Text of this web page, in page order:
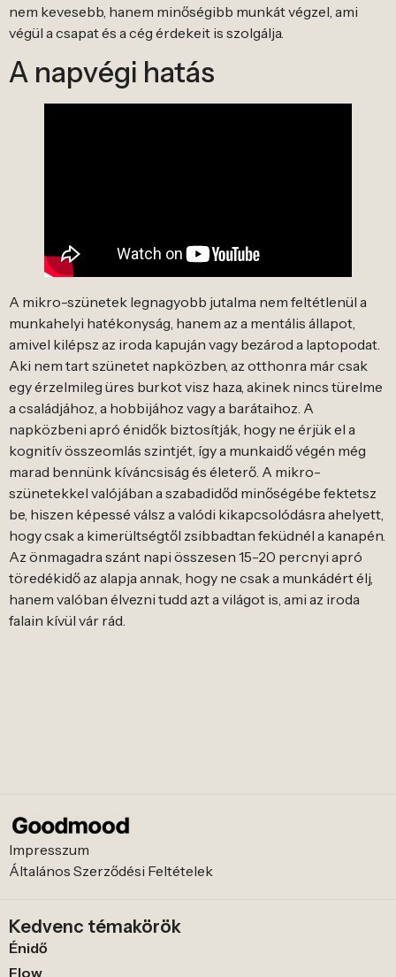
nem kevesebb, hanem minőségibb munkát végzel, ami
végül a csapat és a cég érdekeit is szolgálja.
A napvégi hatás
A mikro-szünetek legnagyobb jutalma nem feltétlenül a
munkahelyi hatékonyság, hanem az a mentális állapot,
amivel kilépsz az iroda kapuján vagy bezárod a laptopodat.
Aki nem tart szünetet napközben, az otthonra már csak
egy érzelmileg üres burkot visz haza, akinek nincs türelme
a családjához, a hobbijához vagy a barátaihoz. A
napközbeni apró énidők biztosítják, hogy ne érjük el a
kognitív összeomlás szintjét, így a munkaidő végén még
marad bennünk kíváncsiság és életerő. A mikro-
szünetekkel valójában a szabadidőd minőségébe fektetsz
be, hiszen képessé válsz a valódi kikapcsolódásra ahelyett,
hogy csak a kimerültségtől zsibbadtan feküdnél a kanapén.
Az önmagadra szánt napi összesen 15-20 percnyi apró
töredékidő az alapja annak, hogy ne csak a munkádért élj,
hanem valóban élvezni tudd azt a világot is, ami az iroda
falain kívül vár rád.
Impresszum
Általános Szerződési Feltételek
Kedvenc témakörök
Énidő
Flow